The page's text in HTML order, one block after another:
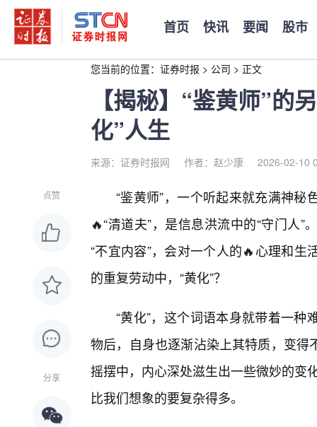
首页 快讯 要闻 股市
您当前的位置： 证券时报 > 公司 > 正文
【揭秘】“鉴黄师”的
化”人生
来源：证券时报网 作者：赵少康 2026-02-10
点赞
分享
“鉴黄师”，一个听起来就充满神
🔥“清道夫”，是信息洪流中的“守门人
“不宜内容”，会对一个人的🔥心理和
的重复劳动中，“黄化”？
“黄化”，这个词语本身就带着一
物后，自身也逐渐沾染上其特质，变
摇摆中，内心深处滋生出一些微妙的变
比我们想象的要复杂得多。